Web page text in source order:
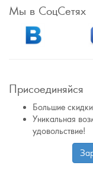
Мы в СоцСетях
Присоединяйся
Большие скидки
Уникальная
удовольствие!